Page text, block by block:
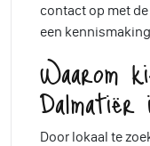
contact op met
een
Waarom
Dalmatiër
Door lokaal te